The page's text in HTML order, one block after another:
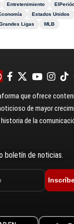
Entretenimiento
Estados Unidos
Ligas MLB
que ofrece
de mayor
de la
boletín de noticias.